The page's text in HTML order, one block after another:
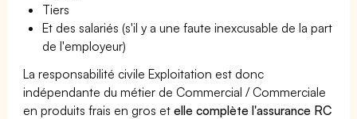
Tiers
Et des salariés (s'il y a une faute inexcusable de la part
de l'employeur)
La responsabilité civile Exploitation est donc
indépendante du métier de Commercial / Commerciale
en produits frais en gros etelle complète l'assurance RC